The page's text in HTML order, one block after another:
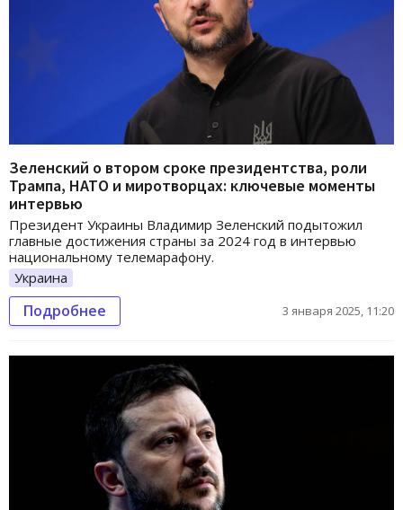
Зеленский о втором сроке президентства, роли
Трампа, НАТО и миротворцах: ключевые моменты
интервью
Президент Украины Владимир Зеленский подытожил
главные достижения страны за 2024 год в интервью
национальному телемарафону.
Украина
Подробнее 3 января 2025, 11:20